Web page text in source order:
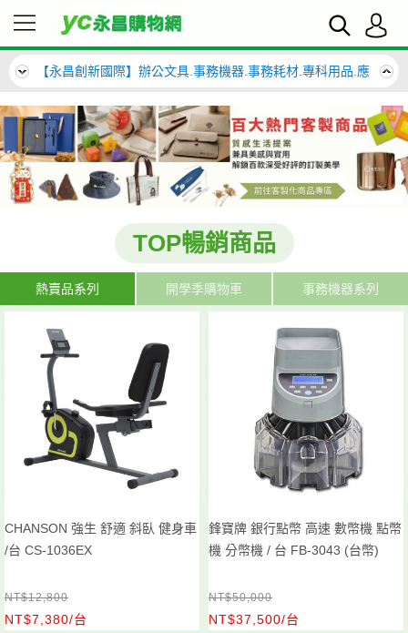
【永昌創新國際】辦公文具.事務機器.事務耗材.專科用品.應
有盡有來挖挖寶~
【永昌創新國際】辦公文具.事務機器.事務耗材.專科用品.應
有盡有來挖挖寶~
TOP暢銷商品
熱賣品系列 開學季購物車 事務機器系列
CHANSON 強生 舒適 斜臥 健身車
/台 CS-1036EX
NT$12,800
NT$7,380/台
鋒寶牌 銀行點幣 高速 數幣機 點幣
機 分幣機 / 台 FB-3043 (台幣)
NT$50,000
NT$37,500/台